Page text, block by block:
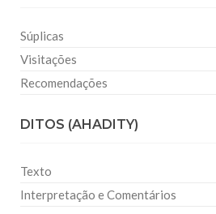
Súplicas
Visitações
Recomendações
DITOS (AHADITY)
Texto
Interpretação e Comentários